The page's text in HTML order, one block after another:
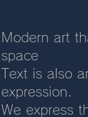
Modern art
space
Text is also
expression.
We express